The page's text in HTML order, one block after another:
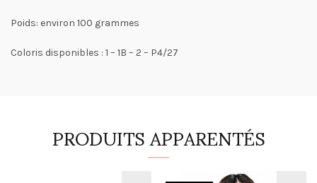
Poids: environ 100 grammes
Coloris disponibles : 1 – 1B – 2 – P4/27
PRODUITS APPARENTÉS